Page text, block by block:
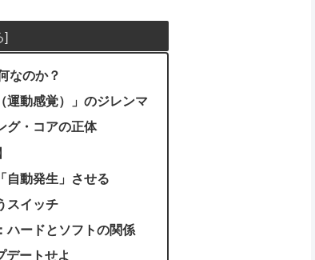
なのか？
運動感覚）」のジレンマ
グ・コアの正体
自動発生」させる
スイッチ
ハードとソフトの関係
デートせよ